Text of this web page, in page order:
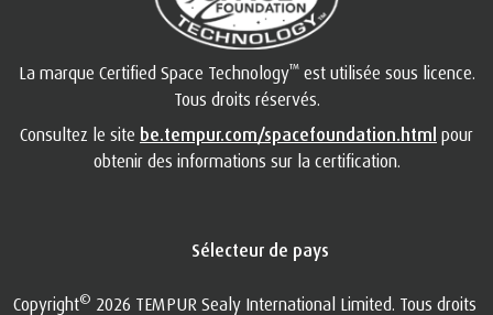
La marque Certified Space Technology™est utilisée sous licence.
Tous droits réservés.
Consultez le site be.tempur.com/spacefoundation.html pour
obtenir des informations sur la certification.
Sélecteur de pays
Copyright© 2026 TEMPUR Sealy International Limited. Tous droits